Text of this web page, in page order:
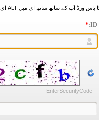
ID:
*
EnterSecurityCode